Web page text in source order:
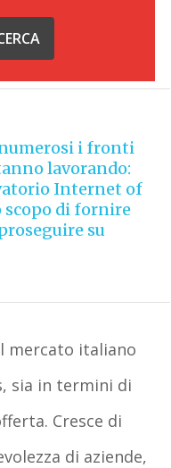
numerosi i fronti
lavorando:
Internet of
scopo di fornire
su
mercato italiano
sia in termini di
Cresce di
di aziende,